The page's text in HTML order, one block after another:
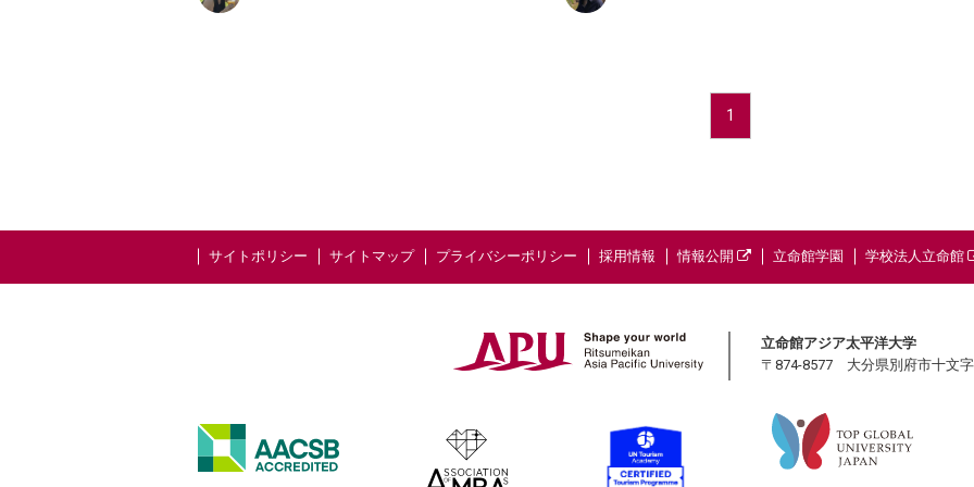
1
サイトポリシー サイトマップ プライバシーポリシー 採用情報 情報公開 立命館学園 学校法人立命館
立命館アジア太平洋大学
〒874-8577 大分県別府市十文